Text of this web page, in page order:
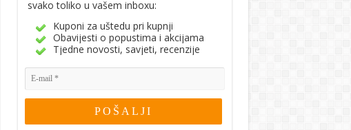
svako toliko u vašem inboxu:
Kuponi za uštedu pri kupnji
Obavijesti o popustima i akcijama
Tjedne novosti, savjeti, recenzije